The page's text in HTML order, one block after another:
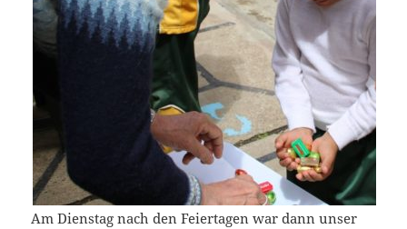
Am Dienstag nach den Feiertagen war dann unser